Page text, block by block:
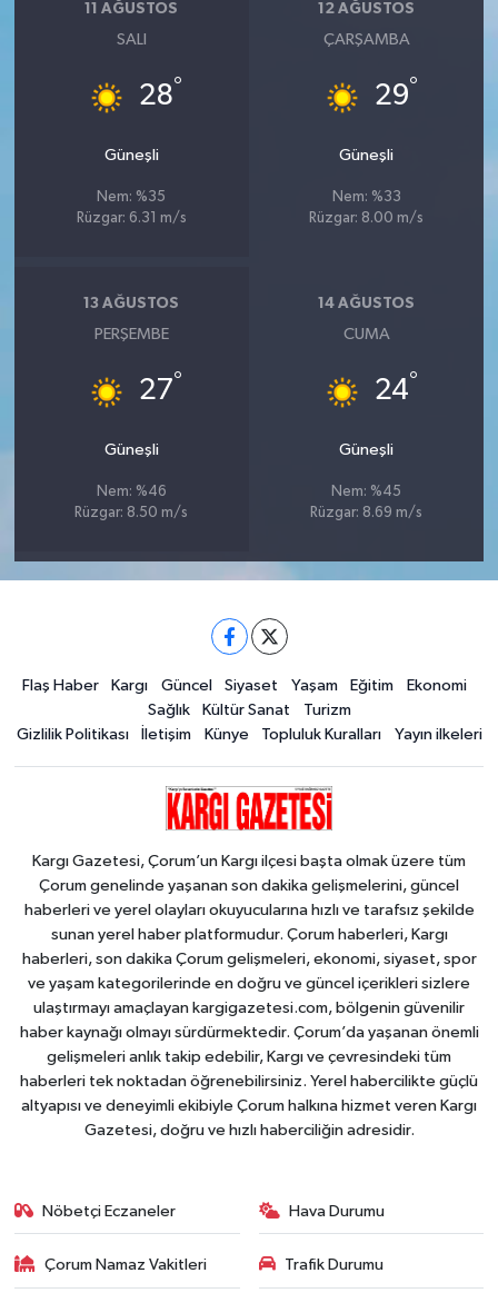
11 AĞUSTOS
SALI
28°
Güneşli
Nem: %35
Rüzgar: 6.31 m/s
12 AĞUSTOS
ÇARŞAMBA
29°
Güneşli
Nem: %33
Rüzgar: 8.00 m/s
13 AĞUSTOS
PERŞEMBE
27°
Güneşli
Nem: %46
Rüzgar: 8.50 m/s
14 AĞUSTOS
CUMA
24°
Güneşli
Nem: %45
Rüzgar: 8.69 m/s
Flaş Haber Kargı Güncel Siyaset Yaşam Eğitim
Ekonomi
Sağlık
Kültür Sanat
Turizm
Gizlilik Politikası
İletişim Künye Topluluk Kuralları Yayın ilkeleri
Kargı Gazetesi, Çorum’un Kargı ilçesi başta olmak üzere tüm
Çorum genelinde yaşanan son dakika gelişmelerini, güncel
haberleri ve yerel olayları okuyucularına hızlı ve tarafsız şekilde
sunan yerel haber platformudur. Çorum haberleri, Kargı
haberleri, son dakika Çorum gelişmeleri, ekonomi, siyaset, spor
ve yaşam kategorilerinde en doğru ve güncel içerikleri sizlere
ulaştırmayı amaçlayan kargigazetesi.com, bölgenin güvenilir
haber kaynağı olmayı sürdürmektedir. Çorum’da yaşanan önemli
gelişmeleri anlık takip edebilir, Kargı ve çevresindeki tüm
haberleri tek noktadan öğrenebilirsiniz. Yerel habercilikte güçlü
altyapısı ve deneyimli ekibiyle Çorum halkına hizmet veren Kargı
Gazetesi, doğru ve hızlı haberciliğin adresidir.
Nöbetçi Eczaneler Hava Durumu
Çorum Namaz Vakitleri Trafik Durumu